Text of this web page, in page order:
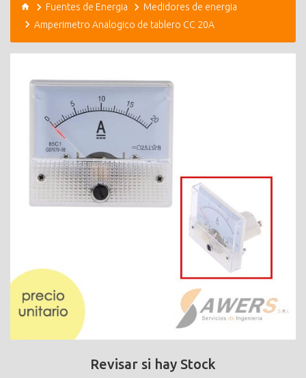
Fuentes de Energia
Medidores de energia
Amperimetro Analogico de tablero CC 20A
Revisar si hay Stock